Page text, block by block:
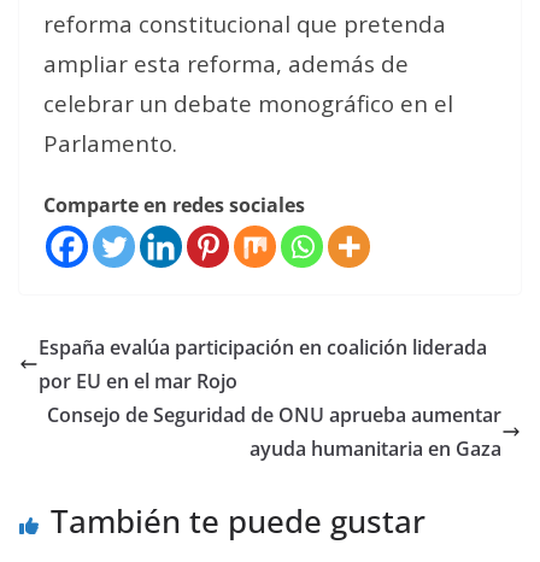
reforma constitucional que pretenda
ampliar esta reforma, además de
celebrar un debate monográfico en el
Parlamento.
Comparte en redes sociales
España evalúa participación en coalición liderada
por EU en el mar Rojo
Consejo de Seguridad de ONU aprueba aumentar
ayuda humanitaria en Gaza
También te puede gustar